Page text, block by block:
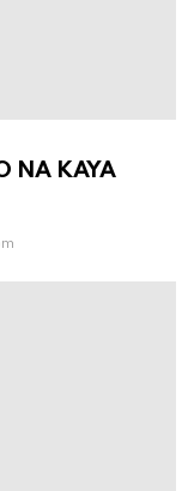
NA KAYA